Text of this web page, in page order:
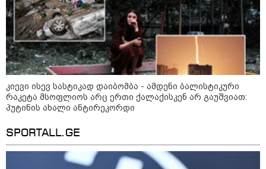
ეკა კუპატაძე - დაიჭირეს ნია
იმნაძე და ანასტასია ბერუაშვილი!
საქართველომ მორიგი ბრძოლა
მოუგო მკვლელებს! იმნაძე-
ნავროზაშვილები არიან
მანიპულატორები, კადრებში მე
ვნახე თამუნა ნავროზაშვილის
ისტერიკების ფონზე წყნარად
მდგარი პოლიცია
გერმანიის შინაგან საქმეთა
მინისტრი - გერმანიის
აეროპორტში ასაფეთქებელი
ნივთიერებებით დატვირთული
დრონის აღმოჩენა საფრთხის
გიგა ავალიანის საქმეზე
დაკავებული ნია იმნაძე კლინიკაში
გადაიყვანეს
კიევი ისევ სასტიკად დაიბომბა - ამდენი ბალისტიკური
რაკეტა მსოფლიოს არც ერთი ქალაქისკენ არ გაუშვიათ:
პუტინის ახალი ანტირეკორდი
SPORTALL.GE